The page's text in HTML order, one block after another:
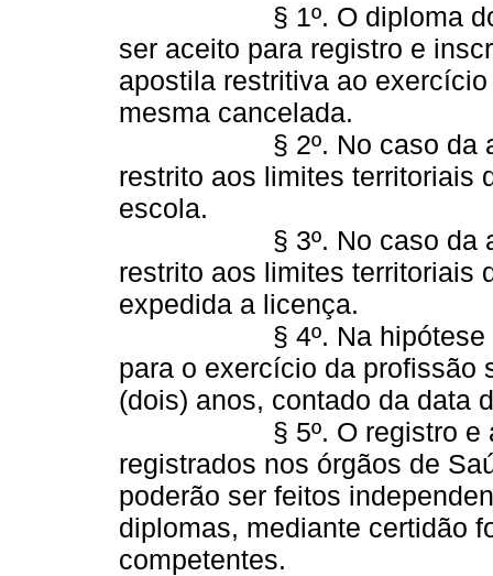
§ 1º. O diploma do
ser aceito para registro e
apostila restritiva ao
mesma cancelada.
§ 2º. No caso da
restrito aos limites territoriais
escola.
§ 3º. No caso da
restrito aos limites territoriais
expedida a licença.
§ 4º. Na hipótese
para o exercício da profissão
(dois) anos, contado da data
§ 5º. O registro e a
registrados nos órgãos de
poderão ser feitos
diplomas, mediante certidão
competentes.